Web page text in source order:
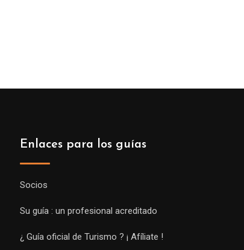
Enlaces para los guías
Socios
Su guía : un profesional acreditado
¿ Guía oficial de Turismo ? ¡ Afíliate !